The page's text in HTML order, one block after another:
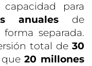
para
anualesde
separada.
total de 30
que20 millones